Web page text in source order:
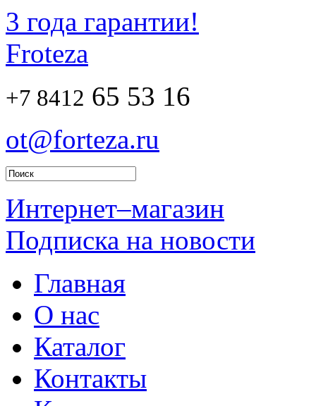
3 года гарантии!
Froteza
+7 8412 65 53 16
ot@forteza.ru
Интернет–магазин
Подписка на новости
Главная
О нас
Каталог
Контакты